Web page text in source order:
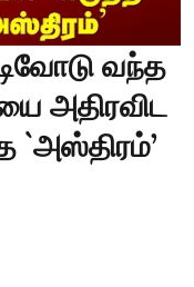
வந்த
அதிரவிட
`அஸ்திரம்’